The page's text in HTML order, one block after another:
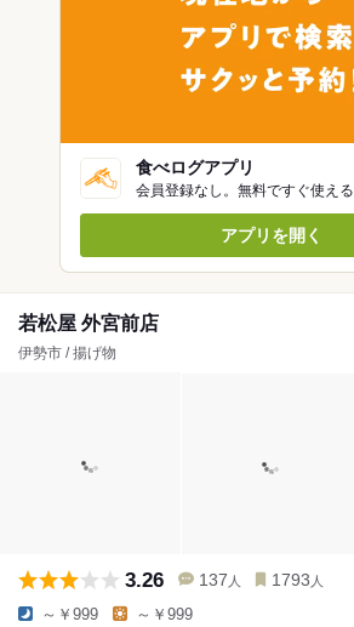
食べログアプリ
会員登録なし。無料ですぐ使える
アプリを開く
若松屋 外宮前店
伊勢市 / 揚げ物
3.26 137 人 1793 人
～￥999 ～￥999